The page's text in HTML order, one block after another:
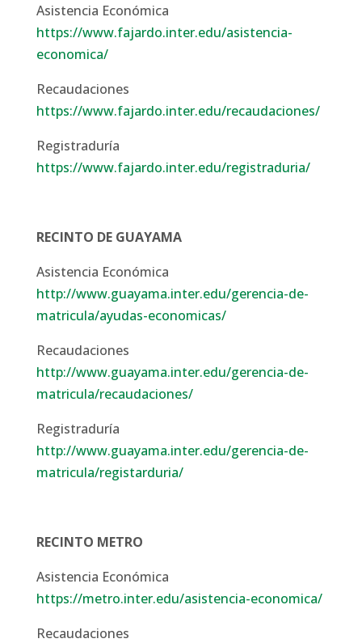
Asistencia Económica
https://www.fajardo.inter.edu/asistencia-
economica/
Recaudaciones
https://www.fajardo.inter.edu/recaudaciones/
Registraduría
https://www.fajardo.inter.edu/registraduria/
RECINTO DE GUAYAMA
Asistencia Económica
http://www.guayama.inter.edu/gerencia-de-
matricula/ayudas-economicas/
Recaudaciones
http://www.guayama.inter.edu/gerencia-de-
matricula/recaudaciones/
Registraduría
http://www.guayama.inter.edu/gerencia-de-
matricula/registarduria/
RECINTO METRO
Asistencia Económica
https://metro.inter.edu/asistencia-economica/
Recaudaciones